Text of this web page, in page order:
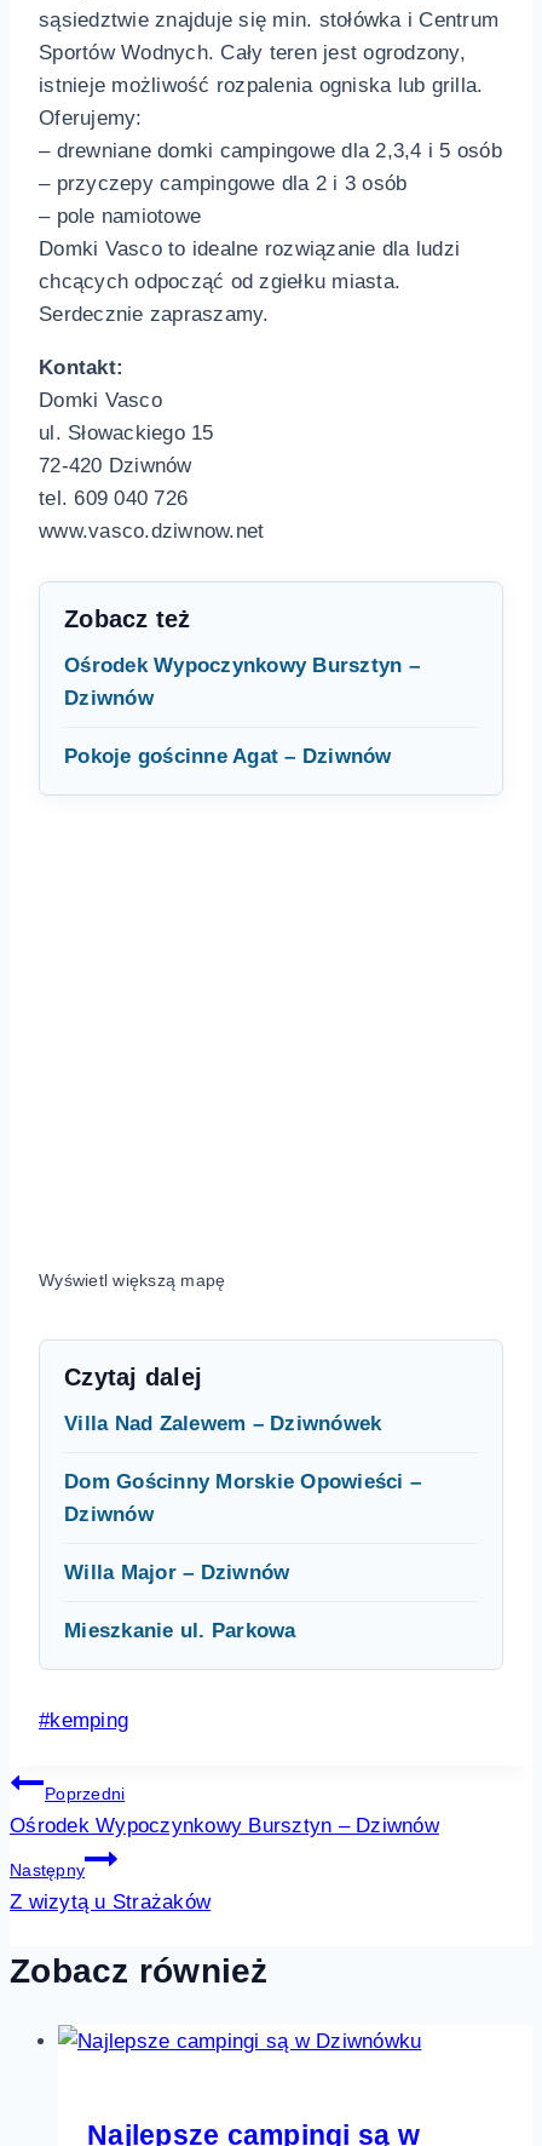
sąsiedztwie znajduje się min. stołówka i Centrum
Sportów Wodnych. Cały teren jest ogrodzony,
istnieje możliwość rozpalenia ogniska lub grilla.
Oferujemy:
– drewniane domki campingowe dla 2,3,4 i 5 osób
– przyczepy campingowe dla 2 i 3 osób
– pole namiotowe
Domki Vasco to idealne rozwiązanie dla ludzi
chcących odpocząć od zgiełku miasta.
Serdecznie zapraszamy.
Kontakt:
Domki Vasco
ul. Słowackiego 15
72-420 Dziwnów
tel. 609 040 726
www.vasco.dziwnow.net
Zobacz też
Ośrodek Wypoczynkowy Bursztyn –
Dziwnów
Pokoje gościnne Agat – Dziwnów
Wyświetl większą mapę
Czytaj dalej
Villa Nad Zalewem – Dziwnówek
Dom Gościnny Morskie Opowieści –
Dziwnów
Willa Major – Dziwnów
Mieszkanie ul. Parkowa
Tagi
#kemping
Nawigacja
wpisu
Poprzedni
Ośrodek Wypoczynkowy Bursztyn – Dziwnów
Następny
Z wizytą u Strażaków
Zobacz również
Najlepsze campingi są w